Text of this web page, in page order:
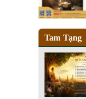
Tam Tạng